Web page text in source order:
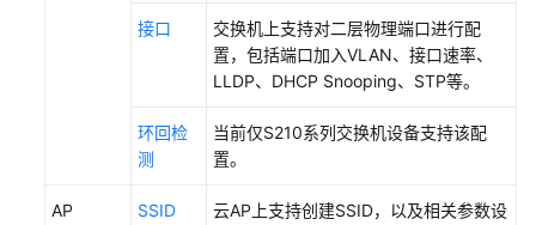
接口
交换机上支持对二层物理端口进行配
置，包括端口加入VLAN、接口速率、
LLDP、DHCP Snooping、STP等。
环回检
测
当前仅S210系列交换机设备支持该配
置。
AP SSID
云AP上支持创建SSID，以及相关参数设